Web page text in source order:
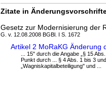
Zitate in
Gesetz zur Modernisierung der
G. v. 12.08.2008 BGBl. I S. 1672
Artikel 2 MoRaKG Änderung
... 15" durch die Angabe „§ 15
Punkt durch ... § 4 Abs. 1 bis 3
„Wagniskapitalbeteiligung" und ...